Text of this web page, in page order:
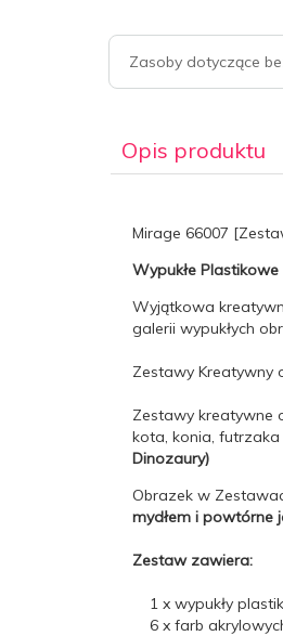
Zasoby dotyczące
Opis produktu
Mirage 66007
Wypukłe
Wyjątkowa
galerii wypukłych
Zestawy Kreatywny
Zestawy kreatywne
kota, konia,
Dinozaury)
Obrazek w
mydłem i powtórne
Zestaw zawiera:
1 x wypukły
6 x farb